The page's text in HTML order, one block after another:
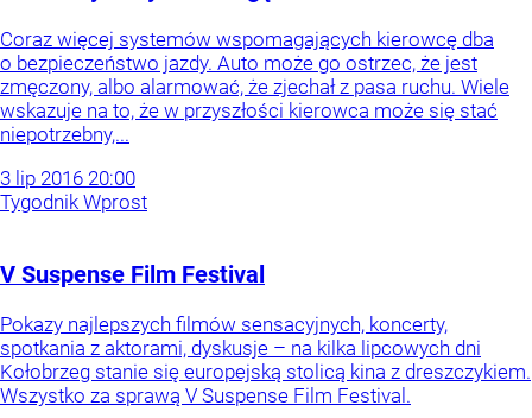
Coraz więcej systemów wspomagających kierowcę dba
o bezpieczeństwo jazdy. Auto może go ostrzec, że jest
zmęczony, albo alarmować, że zjechał z pasa ruchu. Wiele
wskazuje na to, że w przyszłości kierowca może się stać
niepotrzebny,...
3 lip 2016 20:00
Tygodnik Wprost
V Suspense Film Festival
Pokazy najlepszych filmów sensacyjnych, koncerty,
spotkania z aktorami, dyskusje – na kilka lipcowych dni
Kołobrzeg stanie się europejską stolicą kina z dreszczykiem.
Wszystko za sprawą V Suspense Film Festival.